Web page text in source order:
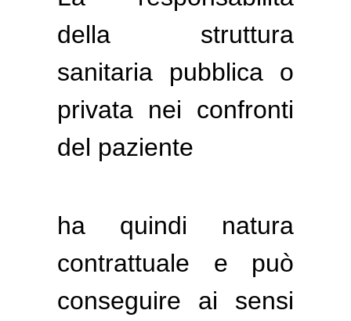
della struttura
sanitaria pubblica o
privata nei confronti
del paziente
ha quindi natura
contrattuale e può
conseguire ai sensi